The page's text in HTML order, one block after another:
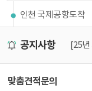
인천 국제공항도착
공지사항 [25
맞춤견적문의